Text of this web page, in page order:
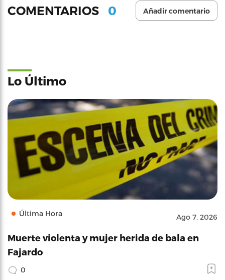
COMENTARIOS 0 Añadir comentario
Lo Último
Última Hora Ago 7, 2026
Muerte violenta y mujer herida de bala en
Fajardo
0